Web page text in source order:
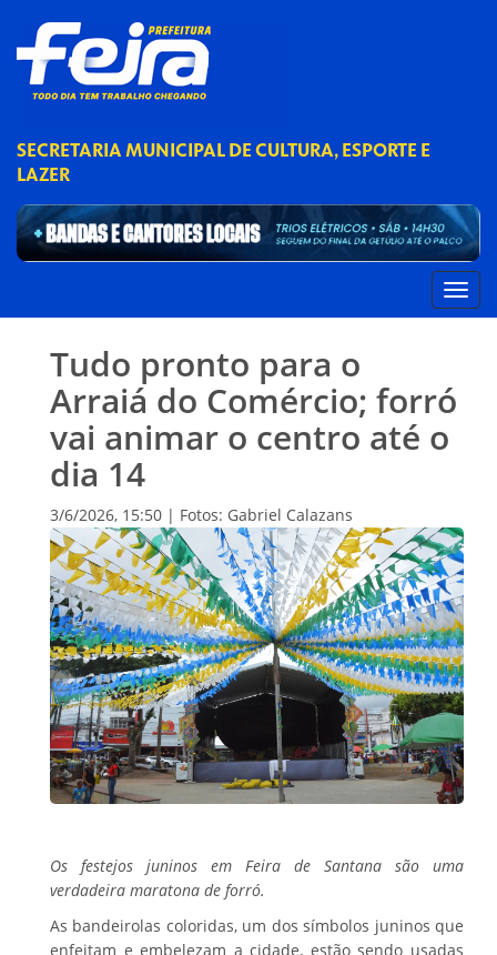
SECRETARIA MUNICIPAL DE CULTURA, ESPORTE E
LAZER
Tudo pronto para o
Arraiá do Comércio; forró
vai animar o centro até o
dia 14
3/6/2026, 15:50 | Fotos: Gabriel Calazans
Os festejos juninos em Feira de Santana são uma
verdadeira maratona de forró.
As bandeirolas coloridas, um dos símbolos juninos que
enfeitam e embelezam a cidade, estão sendo usadas